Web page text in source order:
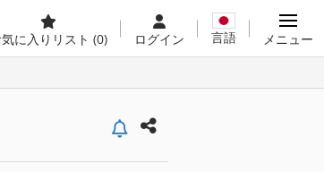
に入りリスト (0) ログイン 言語 メニュー